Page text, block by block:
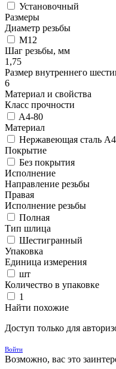
Установочный
Размеры
Диаметр резьбы
М12
Шаг резьбы, мм
1,75
Размер внутреннего
6
Материал и свойства
Класс прочности
A4-80
Материал
Нержавеющая сталь A4
Покрытие
Без покрытия
Исполнение
Направление резьбы
Правая
Исполнение резьбы
Полная
Тип шлица
Шестигранный
Упаковка
Единица измерения
шт
Количество в упаковке
1
Найти похожие
Доступ только для
Войти
Возможно, вас это